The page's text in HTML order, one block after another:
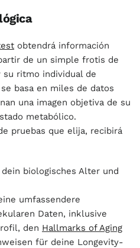
obtendrá información
de un simple frotis de
su ritmo individual de
basa en miles de datos
una imagen objetiva de su
metabólico.
pruebas que elija, recibirá
biologisches Alter und
umfassendere
Daten, inklusive
den Hallmarks of Aging
für deine Longevity-